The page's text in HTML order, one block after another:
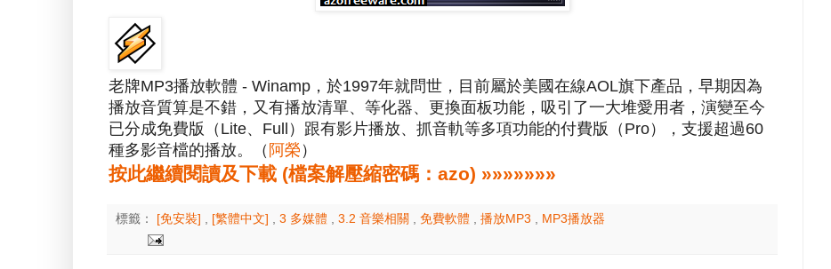
老牌MP3播放軟體 - Winamp，於1997年就問世，目前屬於美國在線AOL旗下產品，早期因為
播放音質算是不錯，又有播放清單、等化器、更換面板功能，吸引了一大堆愛用者，演變至今
已分成免費版（Lite、Full）跟有影片播放、抓音軌等多項功能的付費版（Pro），支援超過60
種多影音檔的播放。（ 阿榮 ）
按此繼續閱讀及下載 (檔案解壓縮密碼：azo) »»»»»»»
標籤： [免安裝] [繁體中文] 3 多媒體 3.2 音樂相關 免費軟體 播放MP3 MP3播放器